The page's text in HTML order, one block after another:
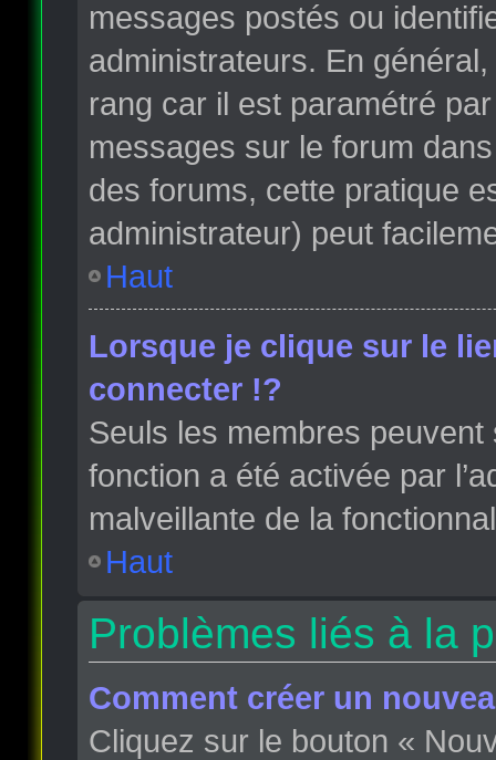
messages postés ou
administrateurs. En
rang car il est paramétré
messages sur le forum
des forums, cette pratique
administrateur) peut
Haut
Lorsque je clique sur le
connecter !?
Seuls les membres
fonction a été activée par
malveillante de la
Haut
Problèmes liés à la
Comment créer un
Cliquez sur le bouton «